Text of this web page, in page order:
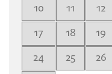
10
11 12
17
18 19
24
25 26